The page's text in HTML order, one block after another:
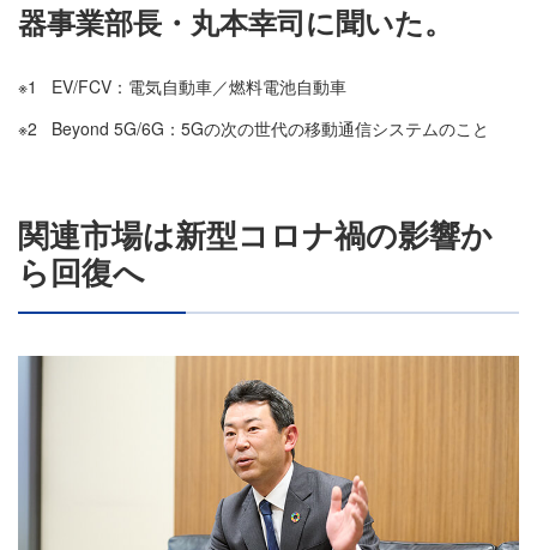
器事業部長・丸本幸司に聞いた。
※1
EV/FCV：電気自動車／燃料電池自動車
※2
Beyond 5G/6G：5Gの次の世代の移動通信システムのこと
関連市場は新型コロナ禍の影響か
ら回復へ